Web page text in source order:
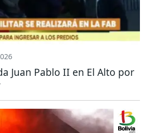
Juan Pablo II en El Alto por